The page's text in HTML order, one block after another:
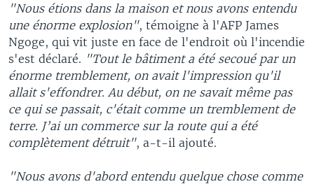
"Nous étions dans la maison et nous avons entendu
une énorme explosion", témoigne à l'AFP James
Ngoge, qui vit juste en face de l'endroit où l'incendie
s'est déclaré. "Tout le bâtiment a été secoué par un
énorme tremblement, on avait l'impression qu'il
allait s'effondrer. Au début, on ne savait même pas
ce qui se passait, c'était comme un tremblement de
terre. J’ai un commerce sur la route qui a été
complètement détruit", a-t-il ajouté.
"Nous avons d'abord entendu quelque chose comme